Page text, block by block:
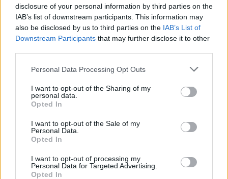
disclosure of your personal information by third parties on the
IAB’s list of downstream participants. This information may
also be disclosed by us to third parties on the IAB’s List of
Downstream Participants that may further disclose it to other
Personal Data Processing Opt Outs
I want to opt-out of the Sharing of my
personal data.
Opted In
I want to opt-out of the Sale of my
Personal Data.
Opted In
I want to opt-out of processing my
Personal Data for Targeted Advertising.
Opted In
Cím: Müller Márta
Nagyházi Galéria és Aukciósház
Kft.
1055 Budapest, Balaton utca 8.
Telefon: +361 475 6000 +361
http://www.nagyhazi.hu
Bemutatkozás: Magas színvonalú festmények és műtárgyak,
néprajzi tárgyak értékesítése és aukcionálása. Hagyatékok és
gyűjtemények árverezése. Ingyenes értékbecslés. Árveréseinkre
GALÉRIA TOVÁBBI MŰTÁRGYAI